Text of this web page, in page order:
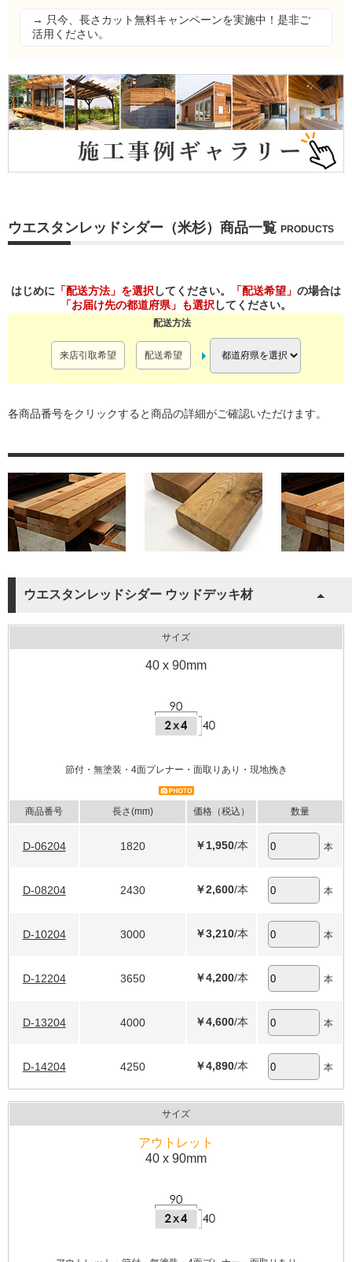
→ 只今、長さカット無料キャンペーンを実施中！是非ご
活用ください。
ウエスタンレッドシダー（米杉）商品一覧 PRODUCTS
はじめに 「配送方法」を選択してください。 「配送希望」 の場合は
「お届け先の都道府県」も選択してください。
配送方法
来店引取希望 配送希望
各商品番号をクリックすると商品の詳細がご確認いただけます。
ウエスタンレッドシダー ウッドデッキ材
サイズ
40 x 90mm
節付・無塗装・4面プレナー・面取りあり・現地挽き
商品番号 長さ(mm) 価格（税込） 数量
D-06204 1820 ￥1,950/本 本
D-08204 2430 ￥2,600/本 本
D-10204 3000 ￥3,210/本 本
D-12204 3650 ￥4,200/本 本
D-13204 4000 ￥4,600/本 本
D-14204 4250 ￥4,890/本 本
サイズ
アウトレット
40 x 90mm